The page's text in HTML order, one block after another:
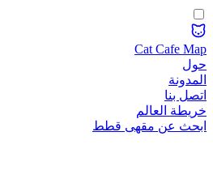
Cat Cafe Map
حول
المدونة
اتصل بنا
خريطة العالم
ابحث عن مقهى قطط